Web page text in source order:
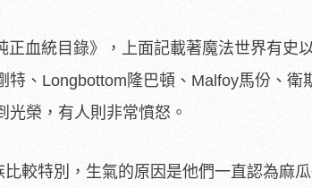
血統目錄》，上面記載著魔法世界有史
、Longbottom隆巴頓、Malfoy馬份、衛
榮，有人則非常憤怒。
較特別，生氣的原因是他們一直認為麻